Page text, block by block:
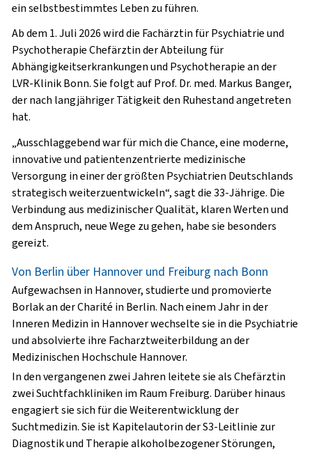
ein selbstbestimmtes Leben zu führen.
Ab dem 1. Juli 2026 wird die Fachärztin für Psychiatrie und
Psychotherapie Chefärztin der Abteilung für
Abhängigkeitserkrankungen und Psychotherapie an der
LVR-Klinik Bonn. Sie folgt auf Prof. Dr. med. Markus Banger,
der nach langjähriger Tätigkeit den Ruhestand angetreten
hat.
„Ausschlaggebend war für mich die Chance, eine moderne,
innovative und patientenzentrierte medizinische
Versorgung in einer der größten Psychiatrien Deutschlands
strategisch weiterzuentwickeln“, sagt die 33-Jährige. Die
Verbindung aus medizinischer Qualität, klaren Werten und
dem Anspruch, neue Wege zu gehen, habe sie besonders
gereizt.
Von Berlin über Hannover und Freiburg nach Bonn
Aufgewachsen in Hannover, studierte und promovierte
Borlak an der Charité in Berlin. Nach einem Jahr in der
Inneren Medizin in Hannover wechselte sie in die Psychiatrie
und absolvierte ihre Facharztweiterbildung an der
Medizinischen Hochschule Hannover.
In den vergangenen zwei Jahren leitete sie als Chefärztin
zwei Suchtfachkliniken im Raum Freiburg. Darüber hinaus
engagiert sie sich für die Weiterentwicklung der
Suchtmedizin. Sie ist Kapitelautorin der S3-Leitlinie zur
Diagnostik und Therapie alkoholbezogener Störungen,